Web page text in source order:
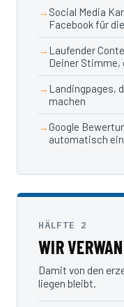
Social Media
Facebook für
Laufender
Deiner Stimme,
Landingpages,
machen
Google
automatisch
HÄLFTE 2
WIR
Damit von den
liegen bleibt.